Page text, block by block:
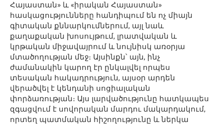
Հայաստան» և «իրական Հայաստան»
հասկացությունները հանդիպում են ոչ միայն
գիտական քննարկումներում, այլ նաև
քաղաքական խոսույթում, լրատվական և
կրթական միջավայրում և նույնիսկ առօրյա
մտածողության մեջ։ Այսինքն՝ այն, ինչ
ժամանակին կարող էր ընկալվել որպես
տեսական հակադրություն, այսօր արդեն
վերածվել է կենդանի սոցիալական
փորձառության։ Այս լարվածությունը հատկապես
զգացվում է սովորական մարդու մակարդակում,
որտեղ պատմական հիշողությունը և ներկա